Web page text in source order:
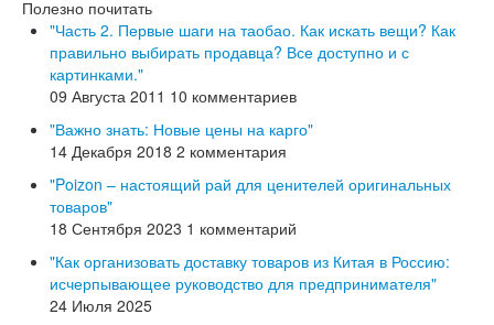
Полезно почитать
"Часть 2. Первые шаги на таобао. Как искать вещи? Как
правильно выбирать продавца? Все доступно и с
картинками."
09 Августа 2011 10 комментариев
"Важно знать: Новые цены на карго"
14 Декабря 2018 2 комментария
"Poizon – настоящий рай для ценителей оригинальных
товаров"
18 Сентября 2023 1 комментарий
"Как организовать доставку товаров из Китая в Россию:
исчерпывающее руководство для предпринимателя"
24 Июля 2025
Товары не совсем соответствуют заказанным. Две позиции из
Vladimir Nazaroff
Все как всегда долго но точно по заказу и доставлено в
полной сохранности Спасибо
Андрей Голышев, 07 Августа в 11:48